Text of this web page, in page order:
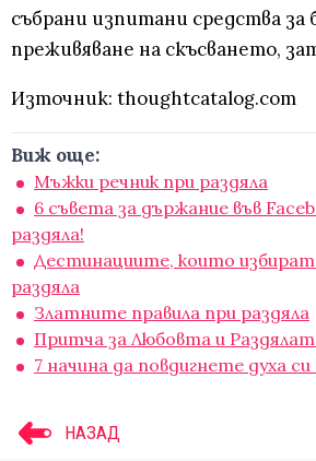
събрани изпитани средства за
преживяване на скъсването,
Източник: thoughtcatalog.com
Виж още:
Мъжки речник при раздяла
6 съвета за държание във
раздяла!
Дестинациите, които
раздяла
Златните правила при раздяла
Притча за Любовта и
7 начина да повдигнете духа си
НАЗАД